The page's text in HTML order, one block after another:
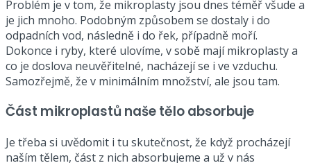
Problém je v tom, že mikroplasty jsou dnes téměř všude a
je jich mnoho. Podobným způsobem se dostaly i do
odpadních vod, následně i do řek, případně moří.
Dokonce i ryby, které ulovíme, v sobě mají mikroplasty a
co je doslova neuvěřitelné, nacházejí se i ve vzduchu.
Samozřejmě, že v minimálním množství, ale jsou tam.
Část mikroplastů naše tělo absorbuje
Je třeba si uvědomit i tu skutečnost, že když procházejí
naším tělem, část z nich absorbujeme a už v nás